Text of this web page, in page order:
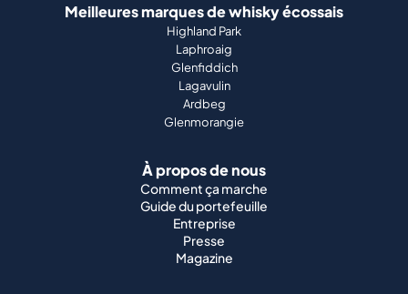
Meilleures marques de whisky écossais
Highland Park
Laphroaig
Glenfiddich
Lagavulin
Ardbeg
Glenmorangie
À propos de nous
Comment ça marche
Guide du portefeuille
Entreprise
Presse
Magazine